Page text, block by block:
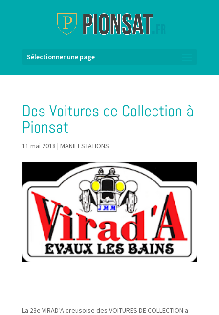
Sélectionner une page
Des Voitures de Collection à
Pionsat
11 mai 2018 | MANIFESTATIONS
La 23e VIRAD’A creusoise des VOITURES DE COLLECTION a